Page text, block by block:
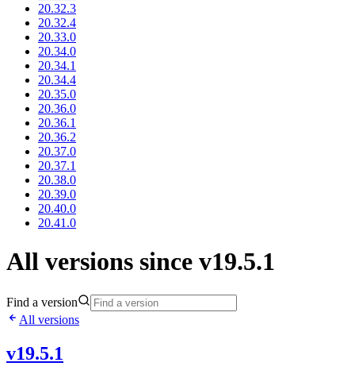
20.32.3
20.32.4
20.33.0
20.34.0
20.34.1
20.34.4
20.35.0
20.36.0
20.36.1
20.36.2
20.37.0
20.37.1
20.38.0
20.39.0
20.40.0
20.41.0
All versions since v19.5.1
Find a version
All versions
v19.5.1